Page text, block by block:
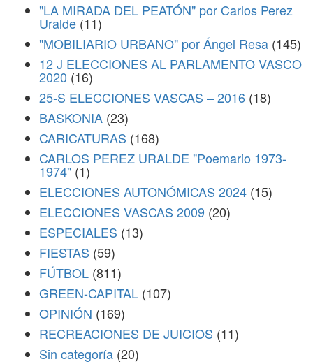
"LA MIRADA DEL PEATÓN" por Carlos Perez
Uralde (11)
"MOBILIARIO URBANO" por Ángel Resa (145)
12 J ELECCIONES AL PARLAMENTO VASCO
2020 (16)
25-S ELECCIONES VASCAS – 2016 (18)
BASKONIA (23)
CARICATURAS (168)
CARLOS PEREZ URALDE "Poemario 1973-
1974" (1)
ELECCIONES AUTONÓMICAS 2024 (15)
ELECCIONES VASCAS 2009 (20)
ESPECIALES (13)
FIESTAS (59)
FÚTBOL (811)
GREEN-CAPITAL (107)
OPINIÓN (169)
RECREACIONES DE JUICIOS (11)
Sin categoría (20)